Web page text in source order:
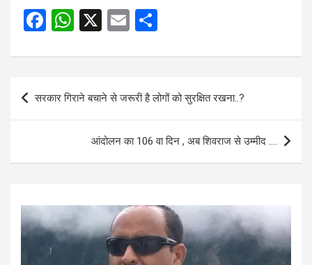
F
ce
o
W
at
s
A
X
E
ail ar
e
Post
navigation
सरकार गिराने बचाने से जरूरी है लोगों को सुरक्षित रखना..?
आंदोलन का 106 वा दिन , अब शिवराज से उम्मीद ….